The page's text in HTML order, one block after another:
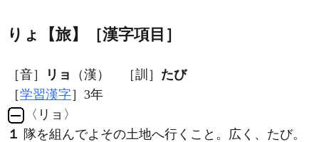
りょ【旅】［漢字項目］
［音］ リョ （漢） ［訓］ たび
［学習漢字］3年
〈リョ〉
１ 隊を組んでよその土地へ行くこと。広く、たび。